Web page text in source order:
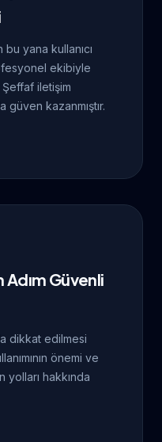
yana kullanıcı
ekibiyle
iletişim
güven kazanmıştır.
Adım Güvenli
dikkat edilmesi
önemi ve
yolları hakkında